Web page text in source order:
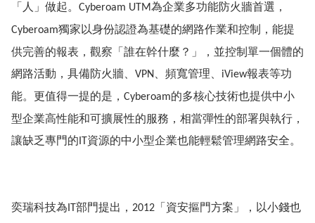
「人」做起。 Cyberoam UTM為企業多功能防火牆首選，
Cyberoam獨家以身份認證為基礎的網路作業和控制，能提
供完善的報表，觀察「誰在幹什麼？」，並控制單一個體的
網路活動，具備防火牆、 VPN、頻寬管理、 iView報表等功
能。更值得一提的是， Cyberoam的多核心技術也提供中小
型企業高性能和可擴展性的服務，相當彈性的部署與執行，
讓缺乏專門的
資源的中小型企業也能輕鬆管理網路安全。
奕瑞科技為 部門提出， 2012「資安摳門方案」，以小錢也